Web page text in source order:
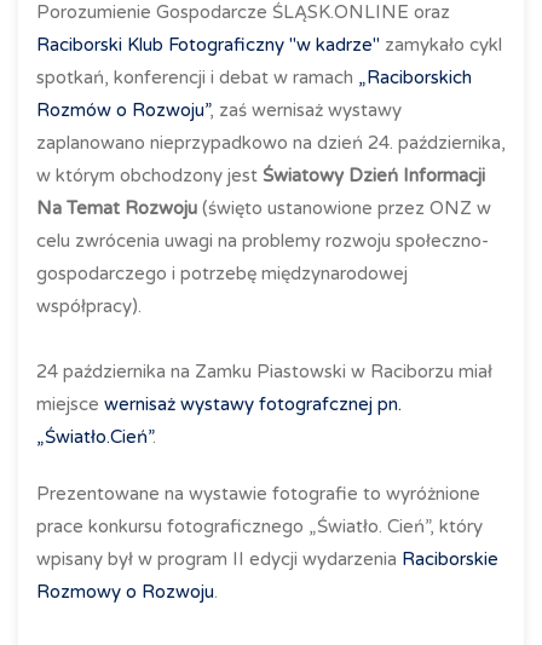
Porozumienie Gospodarcze ŚLĄSK.ONLINE oraz
Raciborski Klub Fotograficzny "w kadrze" zamykało cykl
spotkań, konferencji i debat w ramach „Raciborskich
Rozmów o Rozwoju”, zaś wernisaż wystawy
zaplanowano nieprzypadkowo na dzień 24. października,
w którym obchodzony jest Światowy Dzień Informacji
Na Temat Rozwoju (święto ustanowione przez ONZ w
celu zwrócenia uwagi na problemy rozwoju społeczno-
gospodarczego i potrzebę międzynarodowej
współpracy).
24 października na Zamku Piastowski w Raciborzu miał
miejsce wernisaż wystawy fotografcznej pn.
„Światło.Cień”.
Prezentowane na wystawie fotografie to wyróżnione
prace konkursu fotograficznego „Światło. Cień”, który
wpisany był w program II edycji wydarzenia Raciborskie
Rozmowy o Rozwoju.